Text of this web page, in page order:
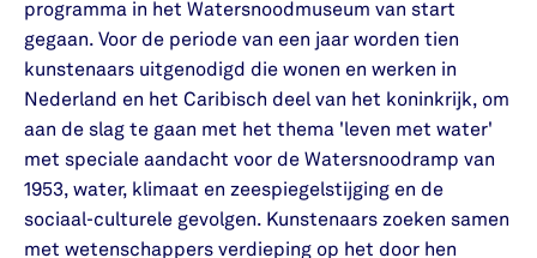
programma in het Watersnoodmuseum van start
gegaan. Voor de periode van een jaar worden tien
kunstenaars uitgenodigd die wonen en werken in
Nederland en het Caribisch deel van het koninkrijk, om
aan de slag te gaan met het thema 'leven met water'
met speciale aandacht voor de Watersnoodramp van
1953, water, klimaat en zeespiegelstijging en de
sociaal-culturele gevolgen. Kunstenaars zoeken samen
met wetenschappers verdieping op het door hen